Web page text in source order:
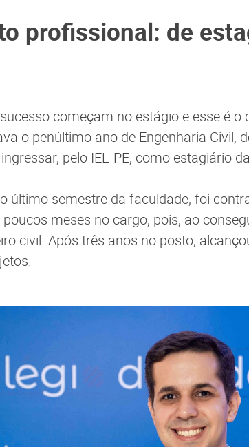
profissional: de
começam no estágio e esse é o
o penúltimo ano de Engenharia Civil,
pelo IEL-PE, como estagiário
último semestre da faculdade, foi
meses no cargo, pois, ao
civil. Após três anos no posto,